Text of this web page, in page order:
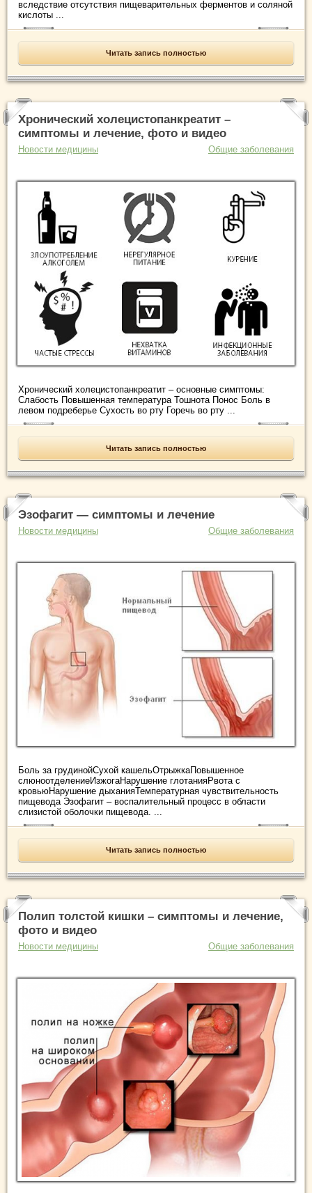
вследствие отсутствия пищеварительных ферментов и соляной
кислоты ...
Читать запись полностью
Хронический холецистопанкреатит –
симптомы и лечение, фото и видео
Новости медицины Общие заболевания
Хронический холецистопанкреатит – основные симптомы:
Слабость Повышенная температура Тошнота Понос Боль в
левом подреберье Сухость во рту Горечь во рту ...
Читать запись полностью
Эзофагит — симптомы и лечение
Новости медицины Общие заболевания
Боль за грудинойСухой кашельОтрыжкаПовышенное
слюноотделениеИзжогаНарушение глотанияРвота с
кровьюНарушение дыханияТемпературная чувствительность
пищевода Эзофагит – воспалительный процесс в области
слизистой оболочки пищевода. ...
Читать запись полностью
Полип толстой кишки – симптомы и лечение,
фото и видео
Новости медицины Общие заболевания